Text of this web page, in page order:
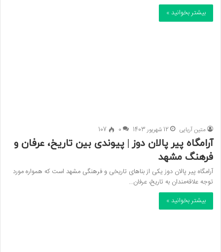
بیشتر بخوانید »
متین آریایی 12 شهریور 1403 0
107
آرامگاه پیر پالان‌ دوز | پیوندی بین تاریخ، عرفان و
فرهنگ مشهد
آرامگاه پیر پالان‌ دوز یکی از بناهای تاریخی و فرهنگی مشهد است که همواره مورد
توجه علاقه‌مندان به تاریخ، عرفان…
بیشتر بخوانید »